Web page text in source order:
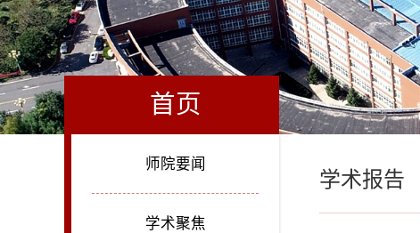
首页
师院要闻
学术聚焦
学术报告